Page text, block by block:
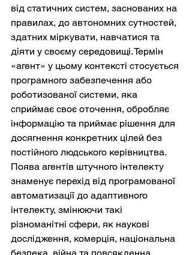
від статичних систем, заснованих на
правилах, до автономних сутностей,
здатних міркувати, навчатися та
діяти у своєму середовищі. Термін
«агент» у цьому контексті стосується
програмного забезпечення або
роботизованої системи, яка
сприймає своє оточення, обробляє
інформацію та приймає рішення для
досягнення конкретних цілей без
постійного людського керівництва.
Поява агентів штучного інтелекту
знаменує перехід від програмованої
автоматизації до адаптивного
інтелекту, змінюючи такі
різноманітні сфери, як наукові
дослідження, комерція, національна